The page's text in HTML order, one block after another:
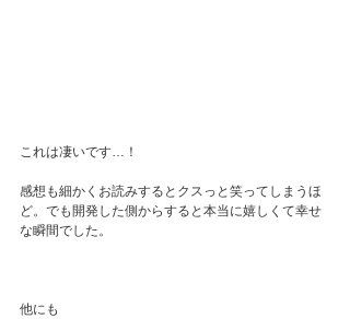
これは凄いです…！
感想も細かくお読みするとクスっと笑ってしまうほ
ど。でも開発した側からすると本当に嬉しくて幸せ
な瞬間でした。
他にも